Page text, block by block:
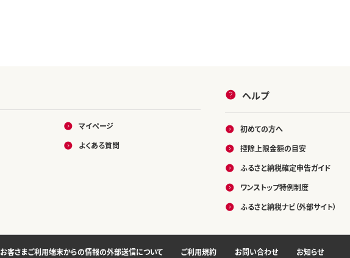
マイページ
よくある質問
ヘルプ
初めての方へ
控除上限金額の目安
ふるさと納税確定申告ガイド
ワンストップ特例制度
ふるさと納税ナビ（外部サイト）
お客さまご利用端末からの情報の外部送信について ご利用規約 お問い合わせ お知らせ